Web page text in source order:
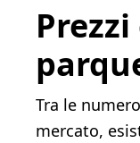
Tra le
mercato,